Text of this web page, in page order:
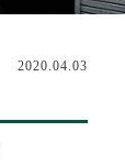
2020.04.03